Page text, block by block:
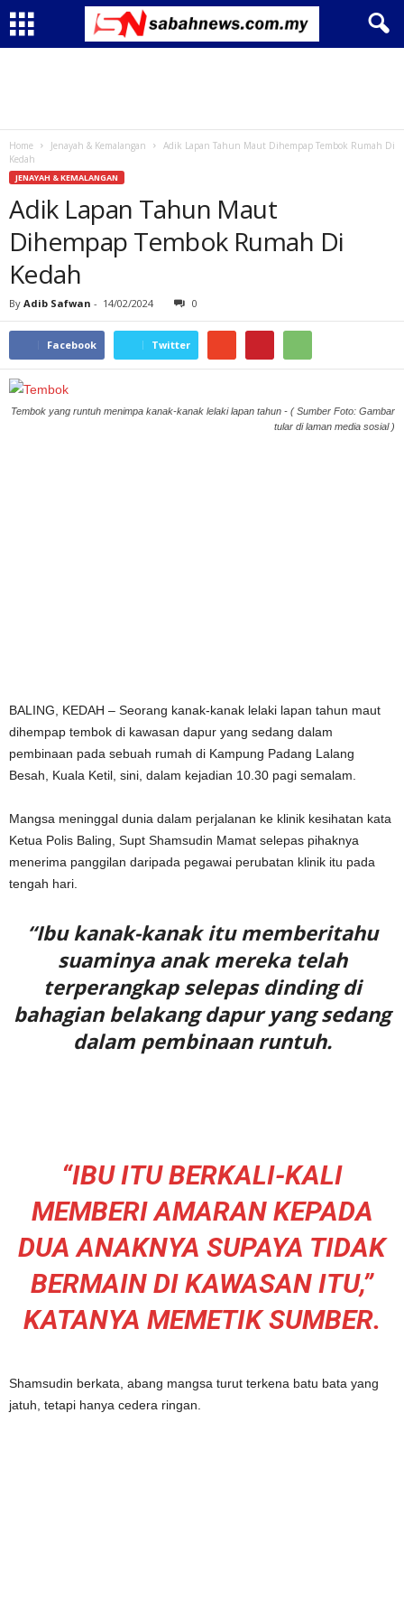
Home Jenayah & Kemalangan
Adik Lapan Tahun Maut Dihempap Tembok Rumah Di
Kedah
JENAYAH & KEMALANGAN
Adik Lapan Tahun Maut
Dihempap Tembok Rumah Di
Kedah
By Adib Safwan - 14/02/2024 0
Facebook Twitter
Tembok yang runtuh menimpa kanak-kanak lelaki lapan tahun - ( Sumber Foto: Gambar
tular di laman media sosial )
BALING, KEDAH – Seorang kanak-kanak lelaki lapan tahun maut
dihempap tembok di kawasan dapur yang sedang dalam
pembinaan pada sebuah rumah di Kampung Padang Lalang
Besah, Kuala Ketil, sini, dalam kejadian 10.30 pagi semalam.
Mangsa meninggal dunia dalam perjalanan ke klinik kesihatan kata
Ketua Polis Baling, Supt Shamsudin Mamat selepas pihaknya
menerima panggilan daripada pegawai perubatan klinik itu pada
tengah hari.
“Ibu kanak-kanak itu memberitahu
suaminya anak mereka telah
terperangkap selepas dinding di
bahagian belakang dapur yang sedang
dalam pembinaan runtuh.
“IBU ITU BERKALI-KALI
MEMBERI AMARAN KEPADA
DUA ANAKNYA SUPAYA TIDAK
BERMAIN DI KAWASAN ITU,”
KATANYA MEMETIK SUMBER.
Shamsudin berkata, abang mangsa turut terkena batu bata yang
jatuh, tetapi hanya cedera ringan.